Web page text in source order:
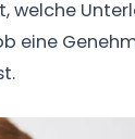
welche
eine